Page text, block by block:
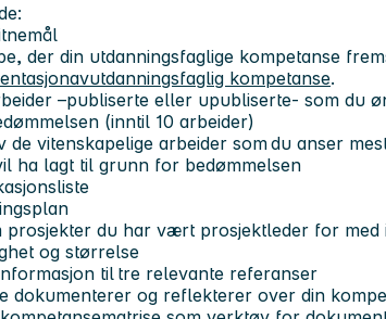
der din utdanningsfaglige kompetanse
kompetanse.
–publiserte eller upubliserte- som du
(inntil 10 arbeider)
de vitenskapelige arbeider som du anser
ha lagt til grunn for bedømmelsen
prosjekter du har vært prosjektleder for med
og størrelse
til tre relevante referanser
dokumenterer og reflekterer over din